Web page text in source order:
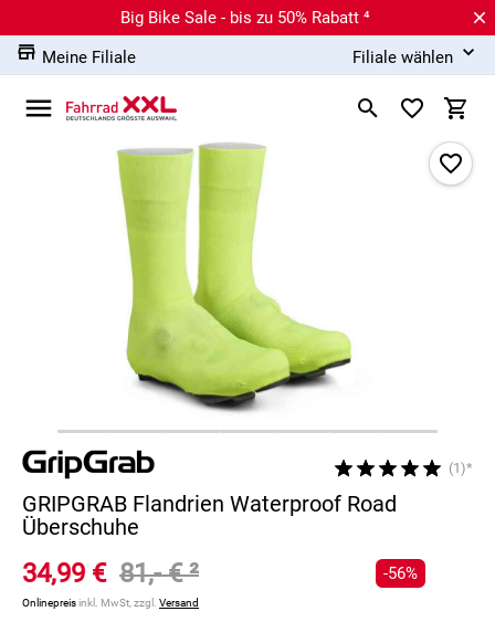
Big Bike Sale - bis zu 50% Rabatt ⁴
Meine Filiale
Filiale wählen
(1)*
GRIPGRAB Flandrien Waterproof Road
Überschuhe
34,99 € 81,- €²
Onlinepreisinkl. MwSt, zzgl. Versand
-56%